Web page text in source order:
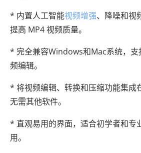
* 内置人工智能视频增强、降噪和视
提高 MP4 视频质量。
* 完全兼容Windows和Mac系统，支
频编辑。
* 将视频编辑、转换和压缩功能集成
无需其他软件。
* 直观易用的界面，适合初学者和专
用。